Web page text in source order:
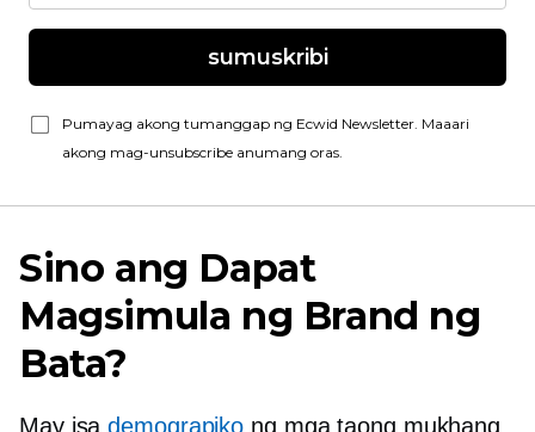
sumuskribi
Pumayag akong tumanggap ng Ecwid Newsletter. Maaari
akong mag-unsubscribe anumang oras.
Sino ang Dapat
Magsimula ng Brand ng
Bata?
May isademograpiko ng mga taong mukhang